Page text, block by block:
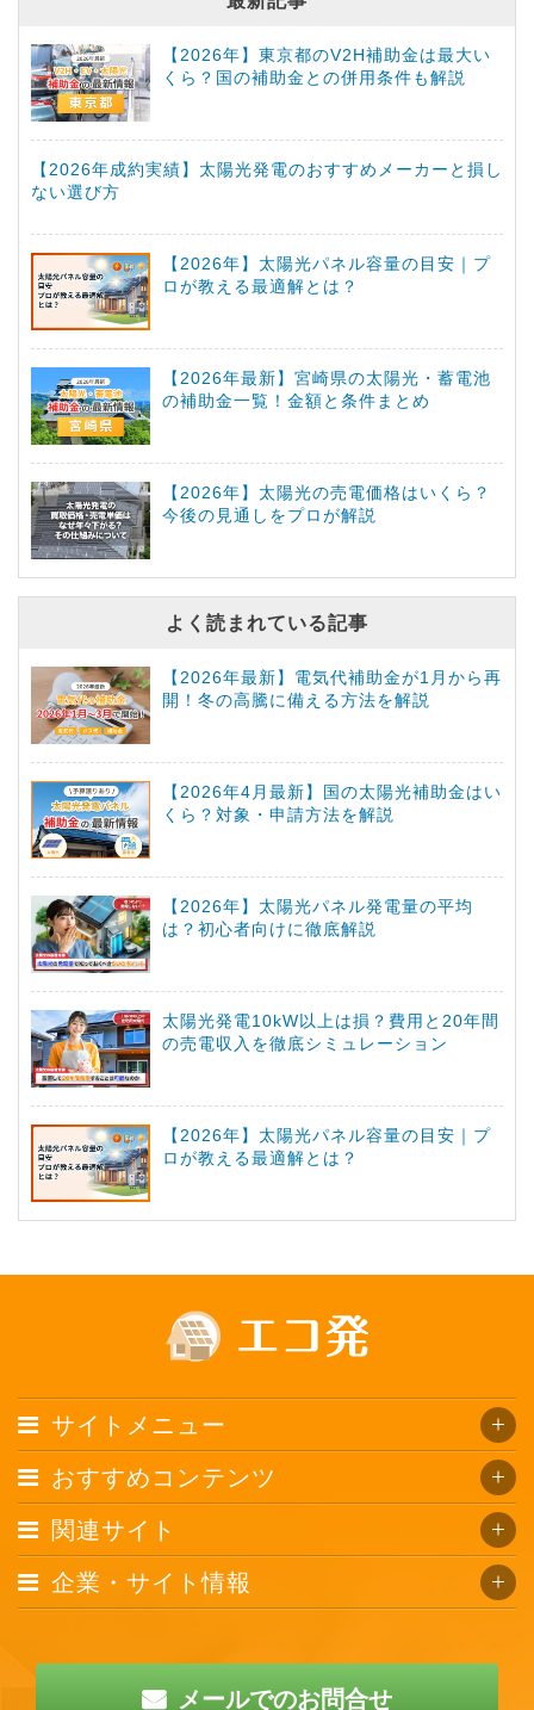
【2026年】東京都のV2H補助金は最大い
くら？国の補助金との併用条件も解説
【2026年成約実績】太陽光発電のおすすめメーカーと損し
ない選び方
【2026年】太陽光パネル容量の目安｜プ
ロが教える最適解とは？
【2026年最新】宮崎県の太陽光・蓄電池
の補助金一覧！金額と条件まとめ
【2026年】太陽光の売電価格はいくら？
今後の見通しをプロが解説
よく読まれている記事
【2026年最新】電気代補助金が1月から再
開！冬の高騰に備える方法を解説
【2026年4月最新】国の太陽光補助金はい
くら？対象・申請方法を解説
【2026年】太陽光パネル発電量の平均
は？初心者向けに徹底解説
太陽光発電10kW以上は損？費用と20年間
の売電収入を徹底シミュレーション
【2026年】太陽光パネル容量の目安｜プ
ロが教える最適解とは？
サイトメニュー
おすすめコンテンツ
関連サイト
企業・サイト情報
メールでのお問合せ